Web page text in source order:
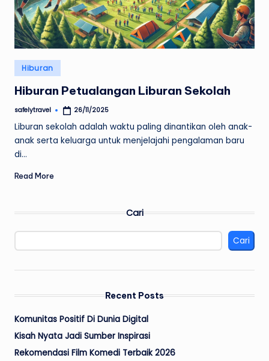
Posted
in
Hiburan
Hiburan Petualangan Liburan Sekolah
Posted
safelytravel 26/11/2025
Liburan sekolah adalah waktu paling dinantikan oleh anak-
anak serta keluarga untuk menjelajahi pengalaman baru
di…
Read More
Cari
Cari
Recent Posts
Komunitas Positif Di Dunia Digital
Kisah Nyata Jadi Sumber Inspirasi
Rekomendasi Film Komedi Terbaik 2026